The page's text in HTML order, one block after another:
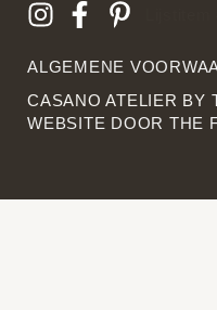
ALGEMENE
CASANO ATELIER BY
WEBSITE DOOR THE